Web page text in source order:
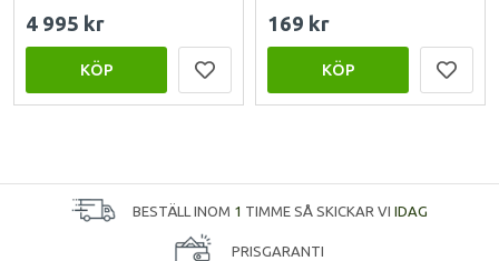
4 995 kr
KÖP
169 kr
KÖP
BESTÄLL INOM 1 TIMME SÅ SKICKAR VI IDAG
PRISGARANTI